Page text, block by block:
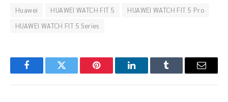
Huawei HUAWEI WATCH FIT 5
HUAWEI WATCH FIT 5 Pro
HUAWEI WATCH FIT 5 Series
FacebookTwitter Pinterest LinkedInTumblr Email